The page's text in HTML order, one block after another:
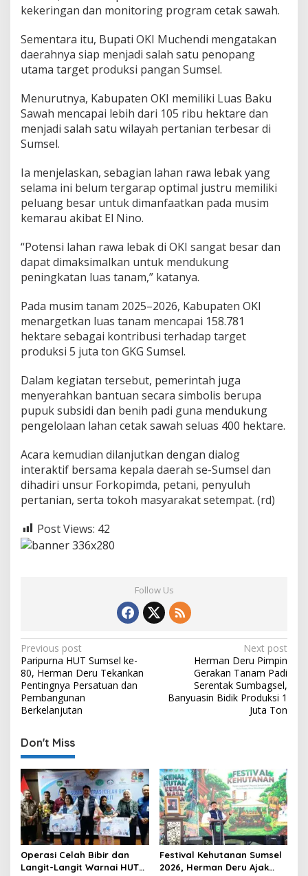
kekeringan dan monitoring program cetak sawah.
Sementara itu, Bupati OKI Muchendi mengatakan
daerahnya siap menjadi salah satu penopang
utama target produksi pangan Sumsel.
Menurutnya, Kabupaten OKI memiliki Luas Baku
Sawah mencapai lebih dari 105 ribu hektare dan
menjadi salah satu wilayah pertanian terbesar di
Sumsel.
Ia menjelaskan, sebagian lahan rawa lebak yang
selama ini belum tergarap optimal justru memiliki
peluang besar untuk dimanfaatkan pada musim
kemarau akibat El Nino.
“Potensi lahan rawa lebak di OKI sangat besar dan
dapat dimaksimalkan untuk mendukung
peningkatan luas tanam,” katanya.
Pada musim tanam 2025–2026, Kabupaten OKI
menargetkan luas tanam mencapai 158.781
hektare sebagai kontribusi terhadap target
produksi 5 juta ton GKG Sumsel.
Dalam kegiatan tersebut, pemerintah juga
menyerahkan bantuan secara simbolis berupa
pupuk subsidi dan benih padi guna mendukung
pengelolaan lahan cetak sawah seluas 400 hektare.
Acara kemudian dilanjutkan dengan dialog
interaktif bersama kepala daerah se-Sumsel dan
dihadiri unsur Forkopimda, petani, penyuluh
pertanian, serta tokoh masyarakat setempat. (rd)
Post Views: 42
Follow Us
P
o
s
t
a
v
i
g
a
t
i
Previous post
Paripurna HUT Sumsel ke-
80, Herman Deru Tekankan
Pentingnya Persatuan dan
Pembangunan
Berkelanjutan
Next post
Herman Deru Pimpin
Gerakan Tanam Padi
Serentak Sumbagsel,
Banyuasin Bidik Produksi 1
Juta Ton
Don't Miss
Operasi Celah Bibir dan
Langit-Langit Warnai HUT
Festival Kehutanan Sumsel
2026, Herman Deru Ajak